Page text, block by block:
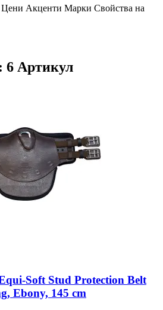
Цени Акценти Марки Свойства на
6 Артикул
​Soft Stud Protection Belt
Ebony, 145 cm